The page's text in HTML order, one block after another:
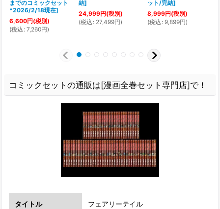
までのコミックセット
*2026/2/18現在]
6,600円(税別)
(税込 : 7,260円)
結]
24,999円(税別)
(税込 : 27,499円)
ット/完結]
8,999円(税別)
(税込 : 9,899円)
コミックセットの通販は[漫画全巻セット専門店]で！
タイトル フェアリーテイル